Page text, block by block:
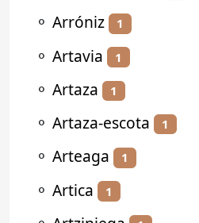
⚬ Arróniz 1
⚬ Artavia 1
⚬ Artaza 1
⚬ Artaza-escota 1
⚬ Arteaga 1
⚬ Artica 1